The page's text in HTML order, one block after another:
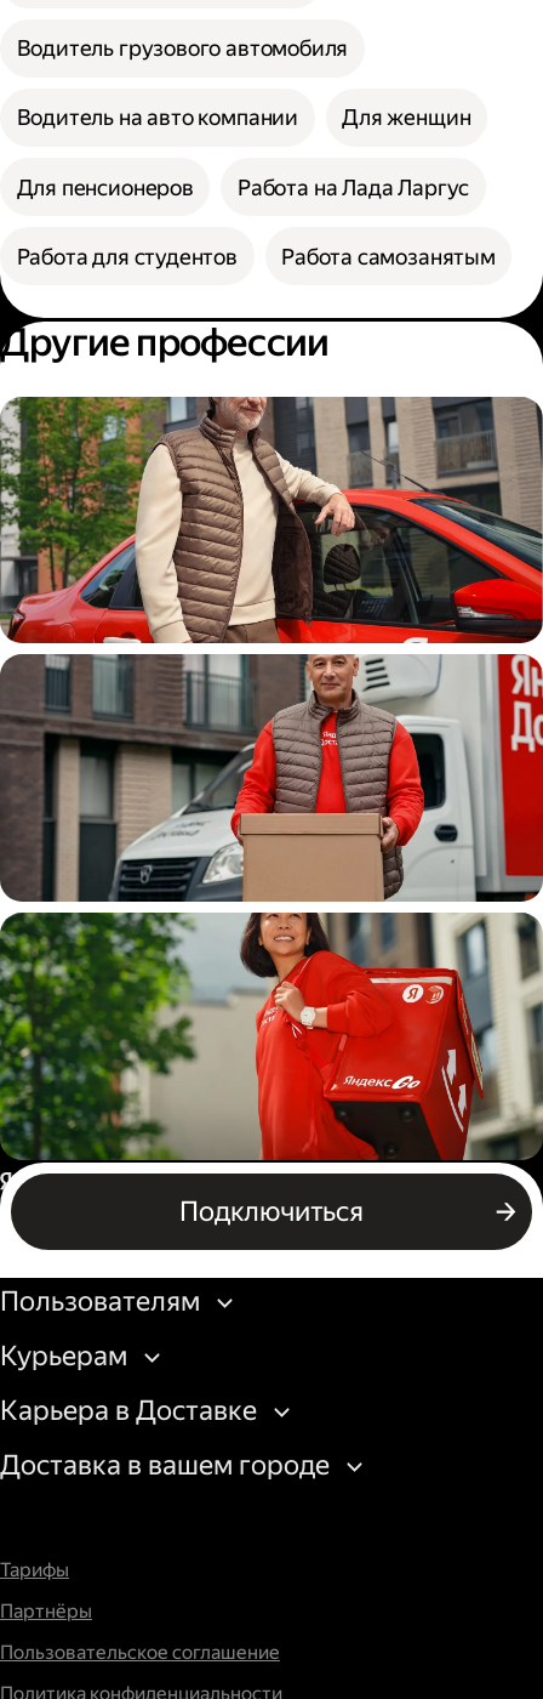
Водитель грузового автомобиля
Водитель на авто компании Для женщин
Для пенсионеров Работа на Лада Ларгус
Работа для студентов Работа самозанятым
Другие профессии
Автокурьер
Водитель
грузовой машины
Пеший курьер
Подключиться
Россия
Бизнесу
Пользователям
Курьерам
Карьера в Доставке
Доставка в вашем городе
Тарифы
Партнёры
Пользовательское соглашение
Политика конфиденциальности